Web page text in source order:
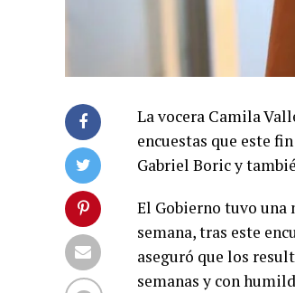
La vocera Camila
encuestas que este
Gabriel Boric y
El Gobierno tuvo una
semana, tras este
aseguró que los
semanas y con